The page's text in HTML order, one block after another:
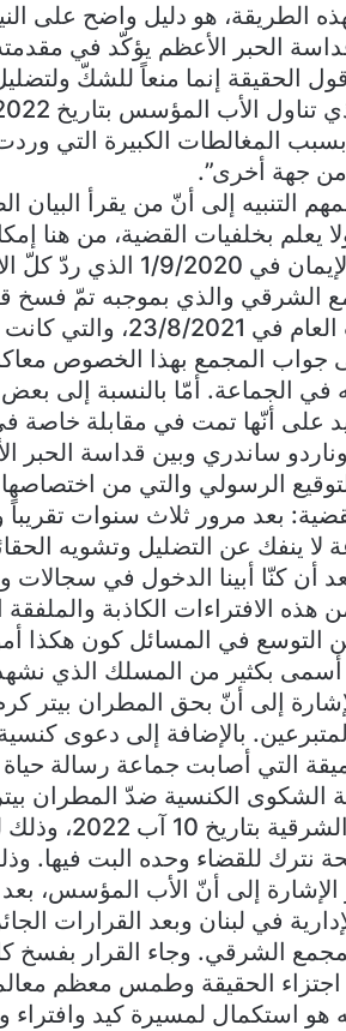
الطريقة، هو دليل واضح على
الحبر الأعظم يؤكّد في
الحقيقة إنما منعاً للشكّ
المغالطات الكبيرة التي
من جهة أخرى”.
التنبيه إلى أنّ من يقرأ البيان
يعلم بخلفيات القضية، من هنا
القارئ سهلة جدّاً. بعد جواب مجمع عقيدة
الشرقي والذي بموجبه تمّ فسخ
الإدارية وتمّ ردّ القرارات المتخذة بحق الأب
جواب المجمع بهذا الخصوص
الجماعة. أمّا بالنسبة إلى بعض
ساندري وبين قداسة الحبر
الرسولي والتي من
بعد مرور ثلاث سنوات تقريباً
لا ينفك عن التضليل وتشويه
أن كنّا أبينا الدخول في سجالات
هذه الافتراءات الكاذبة
التوسع في المسائل كون هكذا
بكثير من المسلك الذي نشهد
إلى أنّ بحق المطران بيتر
بالإضافة إلى دعوى
التي أصابت جماعة رسالة
الشكوى الكنسية ضدّ المطران
مجمع التوقيع الرسولي إلى دائرة
نترك للقضاء وحده البت فيها.
الإشارة إلى أنّ الأب المؤسس،
في لبنان وبعد القرارات
الشرقي. وجاء القرار بفسخ
اجتزاء الحقيقة وطمس معظم
استكمال لمسيرة كيد وافتراء